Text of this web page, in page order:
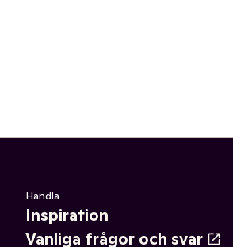
Handla
Inspiration
Vanliga frågor och svar